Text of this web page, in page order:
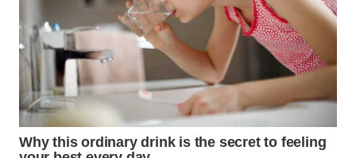
WN
LABUANBAJO
WN
BORNEO